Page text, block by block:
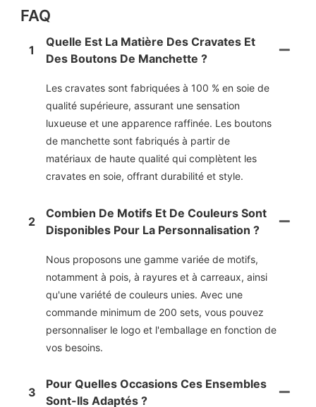
FAQ
1
Quelle Est La Matière Des Cravates Et
Des Boutons De Manchette ?
Les cravates sont fabriquées à 100 % en soie de
qualité supérieure, assurant une sensation
luxueuse et une apparence raffinée. Les boutons
de manchette sont fabriqués à partir de
matériaux de haute qualité qui complètent les
cravates en soie, offrant durabilité et style.
2
Combien De Motifs Et De Couleurs Sont
Disponibles Pour La Personnalisation ?
Nous proposons une gamme variée de motifs,
notamment à pois, à rayures et à carreaux, ainsi
qu'une variété de couleurs unies. Avec une
commande minimum de 200 sets, vous pouvez
personnaliser le logo et l'emballage en fonction de
vos besoins.
3
Pour Quelles Occasions Ces Ensembles
Sont-Ils Adaptés ?